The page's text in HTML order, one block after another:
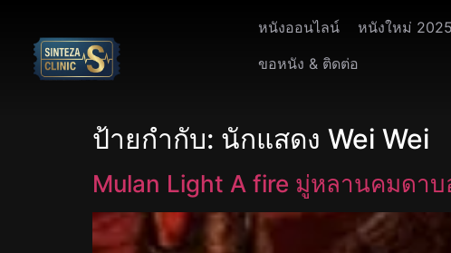
หนังออนไลน์ หนังใหม่ 2025
ขอหนัง & ติดต่อ
ป้ายกำกับ: นักแสดง Wei Wei
Mulan Light A fire มู่หลานคมดา